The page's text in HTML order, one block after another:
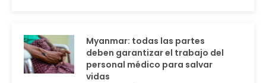
Myanmar: todas las partes
deben garantizar el trabajo del
personal médico para salvar
vidas